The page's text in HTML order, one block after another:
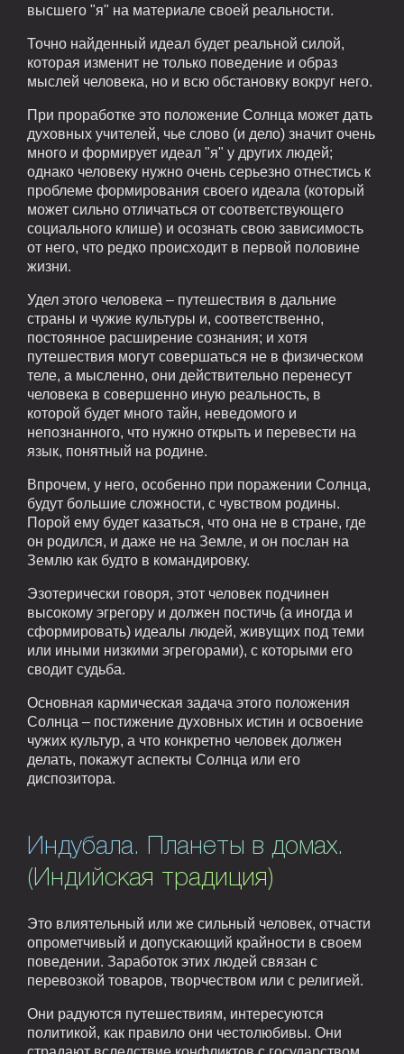
высшего "я" на материале своей реальности.
Точно найденный идеал будет реальной силой,
которая изменит не только поведение и образ
мыслей человека, но и всю обстановку вокруг него.
При проработке это положение Солнца может дать
духовных учителей, чье слово (и дело) значит очень
много и формирует идеал "я" у других людей;
однако человеку нужно очень серьезно отнестись к
проблеме формирования своего идеала (который
может сильно отличаться от соответствующего
социального клише) и осознать свою зависимость
от него, что редко происходит в первой половине
жизни.
Удел этого человека – путешествия в дальние
страны и чужие культуры и, соответственно,
постоянное расширение сознания; и хотя
путешествия могут совершаться не в физическом
теле, а мысленно, они действительно перенесут
человека в совершенно иную реальность, в
которой будет много тайн, неведомого и
непознанного, что нужно открыть и перевести на
язык, понятный на родине.
Впрочем, у него, особенно при поражении Солнца,
будут большие сложности, с чувством родины.
Порой ему будет казаться, что она не в стране, где
он родился, и даже не на Земле, и он послан на
Землю как будто в командировку.
Эзотерически говоря, этот человек подчинен
высокому эгрегору и должен постичь (а иногда и
сформировать) идеалы людей, живущих под теми
или иными низкими эгрегорами), с которыми его
сводит судьба.
Основная кармическая задача этого положения
Солнца – постижение духовных истин и освоение
чужих культур, а что конкретно человек должен
делать, покажут аспекты Солнца или его
диспозитора.
Индубала. Планеты в домах.
(Индийская традиция)
Это влиятельный или же сильный человек, отчасти
опрометчивый и допускающий крайности в своем
поведении. Заработок этих людей связан с
перевозкой товаров, творчеством или с религией.
Они радуются путешествиям, интересуются
политикой, как правило они честолюбивы. Они